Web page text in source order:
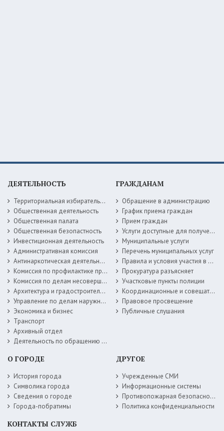
ДЕЯТЕЛЬНОСТЬ
Территориальная избирательная комиссия
Общественная деятельность
Общественная палата
Общественная безопастность
Инвестиционная деятельность
Административная комиссия
Антинаркотическая деятельность
Комиссия по профилактике правонарушений
Комиссия по делам несовершеннолетних
Архитектура и градостроительство
Управление по делам наружной рекламы
Экономика и бизнес
Транспорт
Архивный отдел
Деятельность по обращению с животными без владельцев
ГРАЖДАНАМ
Обращение в администрацию
График приема граждан
Прием граждан
Услуги доступные для получения в электронной форме
Муниципальные услуги
Перечень муниципальных услуг
Правила и условия участия в жилищных программах
Прокуратура разъясняет
Участковые пункты полиции
Координационные и совещательные органы
Правовое просвещение
Публичные слушания
О ГОРОДЕ
История города
Символика города
Сведения о городе
Города-побратимы
ДРУГОЕ
Учрежденные СМИ
Информационные системы
Противопожарная безопасность
Политика конфиденциальности
КОНТАКТЫ СЛУЖБ